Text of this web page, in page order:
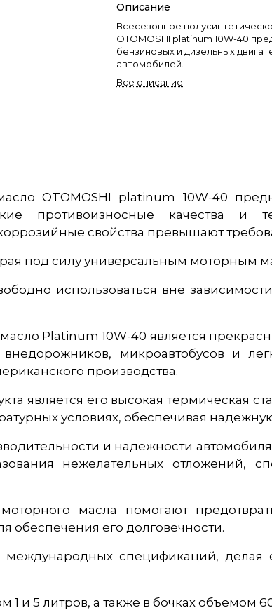
Описание
Всесезонное
OTOMOSHI platinum 10W-40
бензиновых и дизельных
автомобилей.
Все описание
OTOMOSHI platinum 10W-40
противоизносные качества и
свойства превышают
под силу универсальным моторным
использоваться вне
Platinum 10W-40 является
микроавтобусов и
производства.
является его высокая термическая
условиях, обеспечивая
и надежности
нежелательных отложений,
масла помогают
обеспечения его долговечности.
международных спецификаций,
1 и 5 литров, а также в бочках объемом